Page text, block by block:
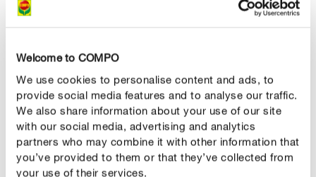
Welcome to COMPO
We use cookies to personalise content and ads, to
provide social media features and to analyse our traffic.
We also share information about your use of our site
with our social media, advertising and analytics
partners who may combine it with other information that
you’ve provided to them or that they’ve collected from
your use of their services.
potgrond worden vermengd om een luchtige structuur te
CORRECT VERZORGEN
Snijbiet verzorgen
Hoeveel water hebben snijbietplanten nodig?
Als redelijk veeleisende plant heeft snijbiet veel water
nodig. Je doet er dus goed aan om je planten